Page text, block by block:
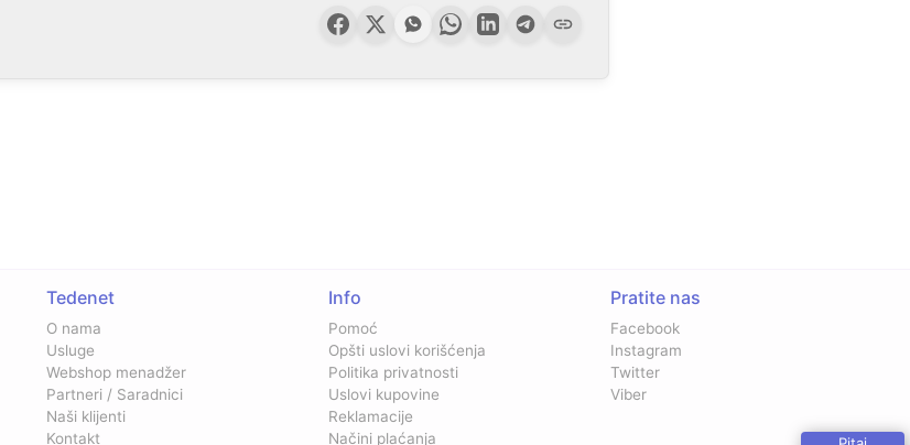
Tedenet
O nama
Usluge
Webshop menadžer
Partneri / Saradnici
Naši klijenti
Kontakt
Info
Pomoć
Opšti uslovi korišćenja
Politika privatnosti
Uslovi kupovine
Reklamacije
Načini plaćanja
Pratite nas
Facebook
Instagram
Twitter
Viber